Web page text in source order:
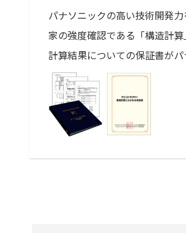
パナソニックの高い技術開発
家の強度確認である「構造計
計算結果についての保証書が